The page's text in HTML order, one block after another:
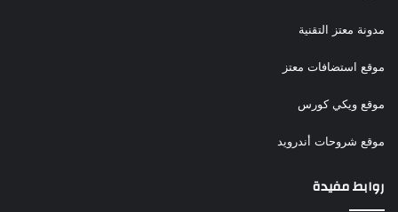
مدونة معتز التقنية
موقع استضافات معتز
موقع ويكي كورس
موقع شروحات أندرويد
روابط مفيدة